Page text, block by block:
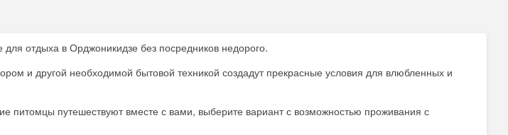
отдыха в Орджоникидзе без посредников недорого.
и другой необходимой бытовой техникой создадут прекрасные условия для влюбленных и
питомцы путешествуют вместе с вами, выберите вариант с возможностью проживания с